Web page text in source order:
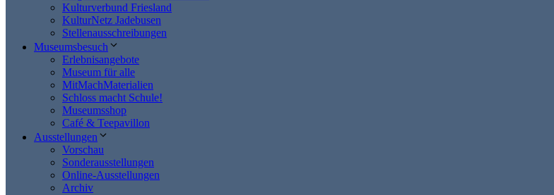
Kulturverbund Friesland
KulturNetz Jadebusen
Stellenausschreibungen
Museumsbesuch
Erlebnisangebote
Museum für alle
MitMachMaterialien
Schloss macht Schule!
Museumsshop
Café & Teepavillon
Ausstellungen
Vorschau
Sonderausstellungen
Online-Ausstellungen
Archiv